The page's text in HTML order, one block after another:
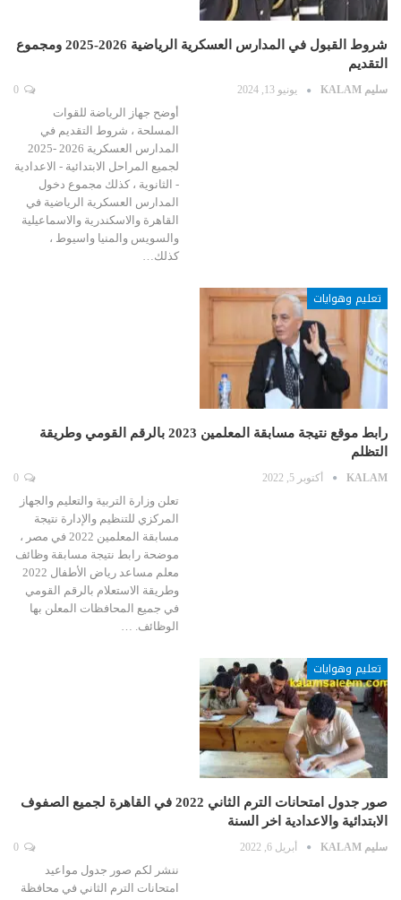
شروط القبول في المدارس العسكرية الرياضية 2026-2025 ومجموع
التقديم
سليم KALAM يونيو 13, 2024
أوضح جهاز الرياضة للقوات
المسلحة ، شروط التقديم في
المدارس العسكرية 2026 -2025
لجميع المراحل الابتدائية - الاعدادية
- الثانوية ، كذلك مجموع دخول
المدارس العسكرية الرياضية في
القاهرة والاسكندرية والاسماعيلية
والسويس والمنيا واسيوط ،
كذلك…
تعليم وهوايات
رابط موقع نتيجة مسابقة المعلمين 2023 بالرقم القومي وطريقة
التظلم
KALAM أكتوبر 5, 2022
تعلن وزارة التربية والتعليم والجهاز
المركزي للتنظيم والإدارة نتيجة
مسابقة المعلمين 2022 في مصر ،
موضحة رابط نتيجة مسابقة وظائف
معلم مساعد رياض الأطفال 2022
وطريقة الاستعلام بالرقم القومي
في جميع المحافظات المعلن بها
الوظائف. …
تعليم وهوايات
صور جدول امتحانات الترم الثاني 2022 في القاهرة لجميع الصفوف
الابتدائية والاعدادية اخر السنة
سليم KALAM أبريل 6, 2022
ننشر لكم صور جدول مواعيد
امتحانات الترم الثاني في محافظة